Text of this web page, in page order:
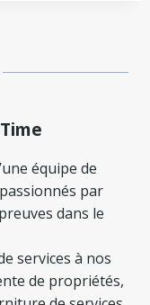
équipe de
par
dans le
services à nos
de propriétés,